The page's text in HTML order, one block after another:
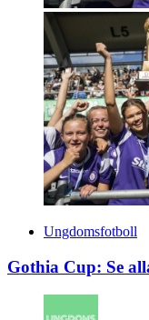
Ungdomsfotboll
Gothia Cup: Se